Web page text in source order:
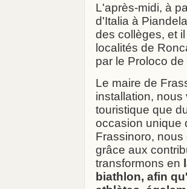
L'après-midi, à
d'Italia à
des collèges, et
localités de
par le Proloco
Le maire de
installation,
touristique que
occasion unique
Frassinoro,
grâce aux
transformons en
biathlon, afin